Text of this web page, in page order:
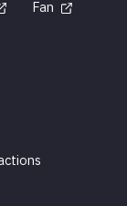
Fan